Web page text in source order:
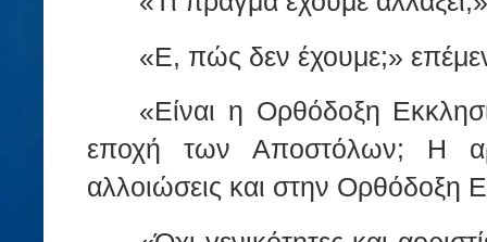
«Ε, πώς δεν έχουμε;»
«Είναι η Ορθόδοξη
εποχή των Αποστόλων; Η
αλλοιώσεις και στην Ορθόδοξη